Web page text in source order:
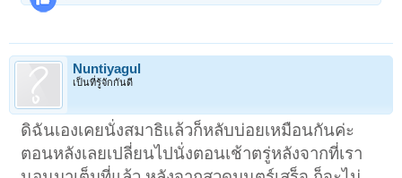
Nuntiyagul
เป็นที่รู้จักกันดี
ดิฉันเองเคยนั่งสมาธิแล้วก็หลับบ่อยเหมือนกันค่ะ
ตอนหลังเลยเปลี่ยนไปนั่งตอนเช้าตรู่หลังจากที่เรา